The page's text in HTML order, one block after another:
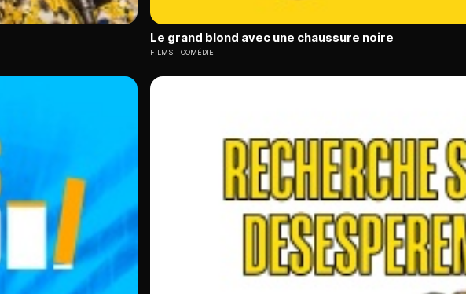
Le grand blond avec une chaussure noire
FILMS COMÉDIE